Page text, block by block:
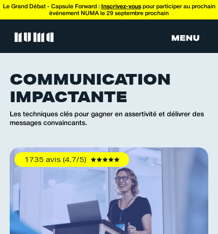
Le Grand Débat - Capsule Forward : Inscrivez-vouspour participer au prochain
événement NUMA le 29 septembre prochain
COMMUNICATION
IMPACTANTE
Les techniques clés pour gagner en assertivité et délivrer des
messages convaincants.
1735 avis (4.7/5)